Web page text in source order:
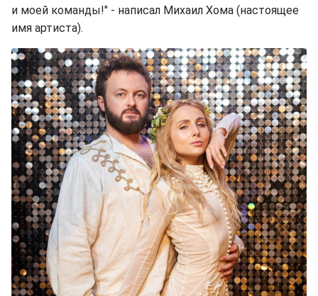
и моей команды!" - написал Михаил Хома (настоящее
имя артиста).